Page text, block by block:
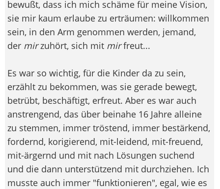
bewußt, dass ich mich schäme für meine Vision,
sie mir kaum erlaube zu erträumen: willkommen
sein, in den Arm genommen werden, jemand,
der mirzuhört, sich mit mirfreut...
Es war so wichtig, für die Kinder da zu sein,
erzählt zu bekommen, was sie gerade bewegt,
betrübt, beschäftigt, erfreut. Aber es war auch
anstrengend, das über beinahe 16 Jahre alleine
zu stemmen, immer tröstend, immer bestärkend,
fordernd, korigierend, mit-leidend, mit-freuend,
mit-ärgernd und mit nach Lösungen suchend
und die dann unterstützend mit durchziehen. Ich
musste auch immer "funktionieren", egal, wie es